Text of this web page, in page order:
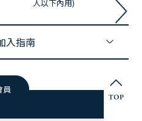
員
人以下內用)
入指南